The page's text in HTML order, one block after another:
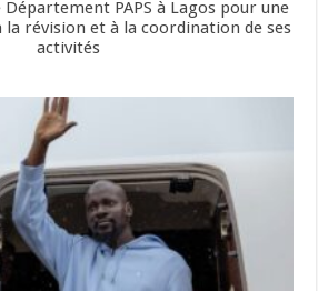
Département PAPS à Lagos pour une
révision et à la coordination de ses
activités